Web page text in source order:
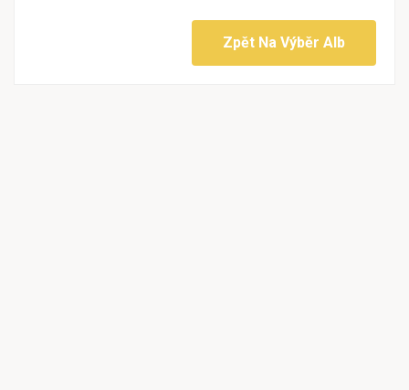
Zpět Na Výběr Alb